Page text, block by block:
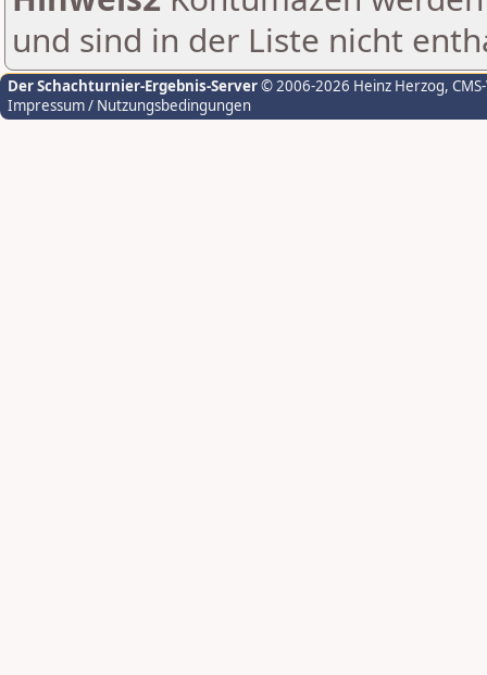
und sind in der Liste nicht
Der Schachturnier-Ergebnis-Server© 2006-2026 Heinz Herzog,
Impressum / Nutzungsbedingungen